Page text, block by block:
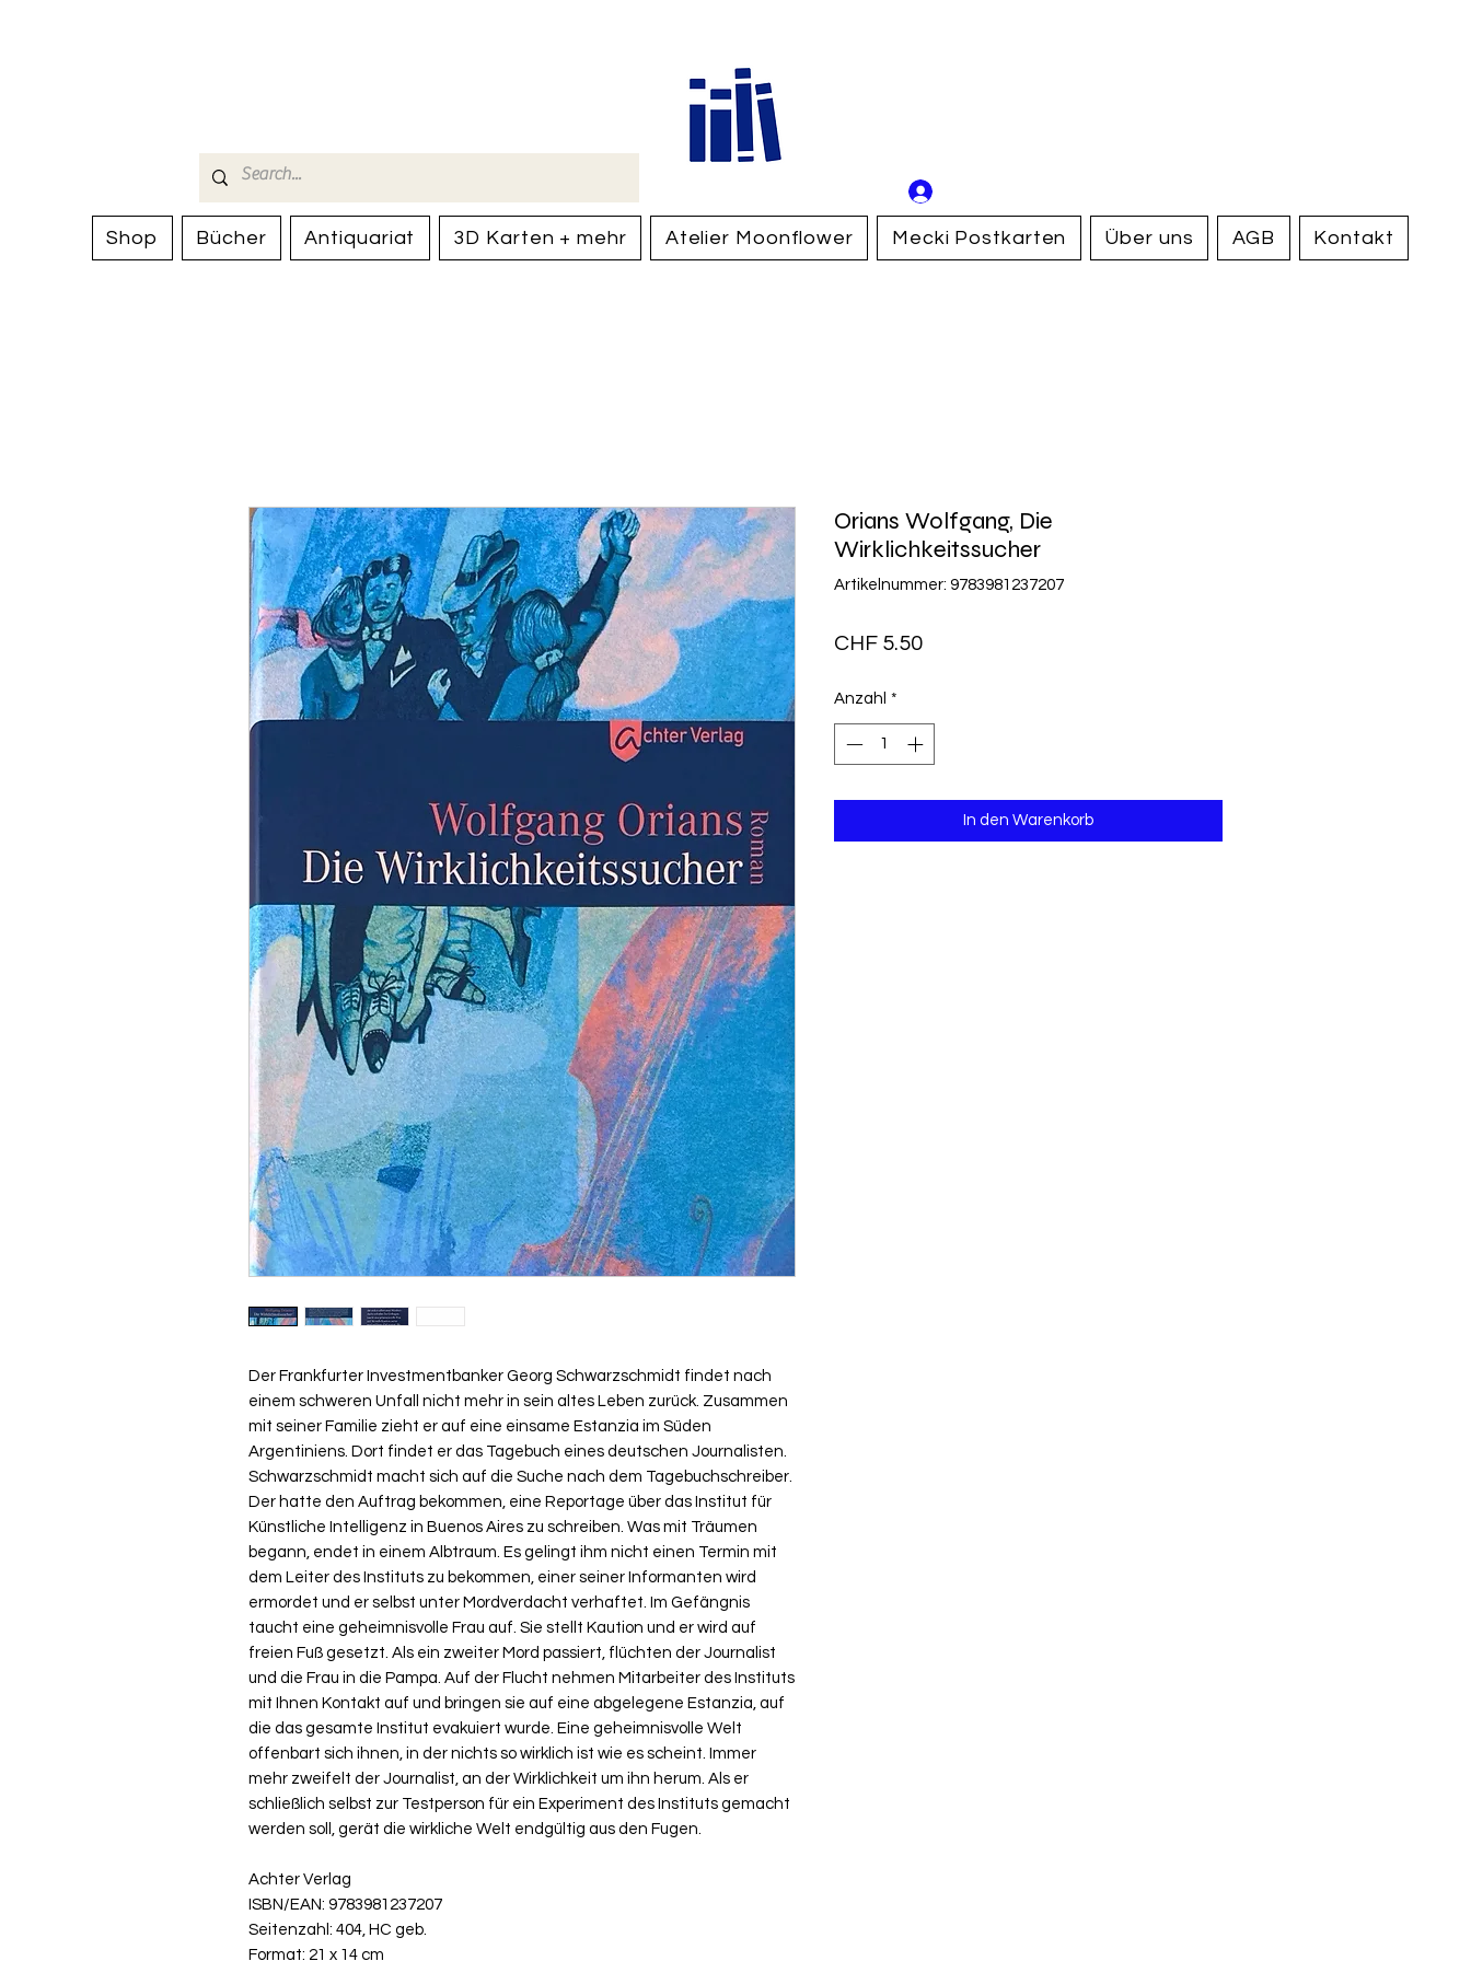
Shop Bücher Antiquariat 3D Karten + mehr Atelier Moonflower Mecki Postkarten Über uns AGB Kontakt
Der Frankfurter Investmentbanker Georg Schwarzschmidt findet nach
einem schweren Unfall nicht mehr in sein altes Leben zurück. Zusammen
mit seiner Familie zieht er auf eine einsame Estanzia im Süden
Argentiniens. Dort findet er das Tagebuch eines deutschen Journalisten.
Schwarzschmidt macht sich auf die Suche nach dem Tagebuchschreiber.
Der hatte den Auftrag bekommen, eine Reportage über das Institut für
Künstliche Intelligenz in Buenos Aires zu schreiben. Was mit Träumen
begann, endet in einem Albtraum. Es gelingt ihm nicht einen Termin mit
dem Leiter des Instituts zu bekommen, einer seiner Informanten wird
ermordet und er selbst unter Mordverdacht verhaftet. Im Gefängnis
taucht eine geheimnisvolle Frau auf. Sie stellt Kaution und er wird auf
freien Fuß gesetzt. Als ein zweiter Mord passiert, flüchten der Journalist
und die Frau in die Pampa. Auf der Flucht nehmen Mitarbeiter des Instituts
mit Ihnen Kontakt auf und bringen sie auf eine abgelegene Estanzia, auf
die das gesamte Institut evakuiert wurde. Eine geheimnisvolle Welt
offenbart sich ihnen, in der nichts so wirklich ist wie es scheint. Immer
mehr zweifelt der Journalist, an der Wirklichkeit um ihn herum. Als er
schließlich selbst zur Testperson für ein Experiment des Instituts gemacht
werden soll, gerät die wirkliche Welt endgültig aus den Fugen.
Achter Verlag
ISBN/EAN: 9783981237207
Seitenzahl: 404, HC geb.
Format: 21 x 14 cm
Orians Wolfgang, Die
Wirklichkeitssucher
Artikelnummer: 9783981237207
CHF 5.50Preis
Anzahl *
In den Warenkorb